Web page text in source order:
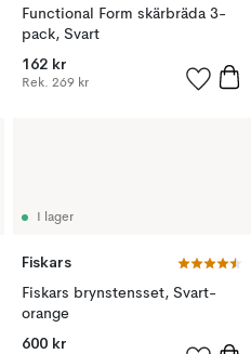
Functional Form skärbräda 3-
pack, Svart
162 kr
Rek. 269 kr
I lager
Fiskars
Fiskars brynstensset, Svart-
orange
600 kr